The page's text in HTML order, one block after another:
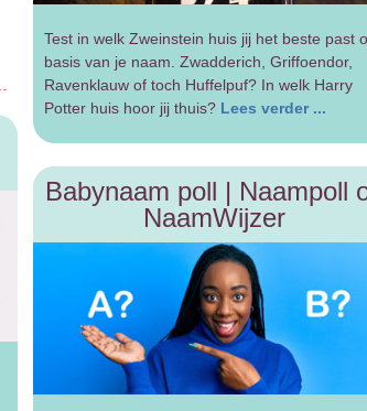
Test in welk Zweinstein huis jij het beste past
basis van je naam. Zwadderich, Griffoendor,
Ravenklauw of toch Huffelpuf? In welk Harry
Potter huis hoor jij thuis? Lees verder ...
Babynaam poll | Naampoll
NaamWijzer